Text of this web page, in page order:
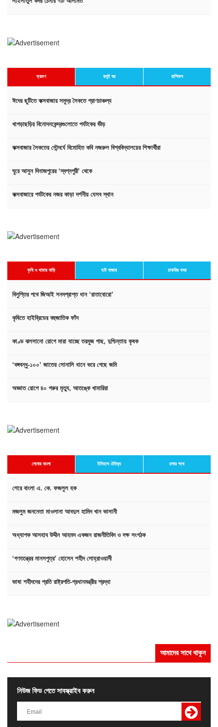
ভ্রমণ রসুই ঘর রাশিফল
ঈদের ছুটিতে কক্সবাজার সমুদ্র সৈকতে প্রাণচাঞ্চল্য
খাগড়াছড়ির বিনোদনকেন্দ্রগুলোতে পর্যটকের ভীড়
কক্সবাজার সৈকতের সৌন্দর্যে বিমোহিত কবি নজরুল বিশ্ববিদ্যালয়ের শিক্ষার্থীরা
ঘুরে আসুন দিনাজপুরের ‘স্বপ্নপুরী’ থেকে
কক্সবাজারে পর্যটকের নজর কাড়া দর্শনীয় যেসব স্থান
কৃষি ও খামার বাড়ি হাট বাজার চাকরির খবর
বিলুপ্তির পথে জিআই সনদপ্রাপ্ত ধান ‘রাতাবোরো’
কৃষিতে হাইব্রিডের বহুজাতিক ফাঁদ
কাণ্ড ঝলসানো রোগে মারা যাচ্ছে তরমুজ গাছ, দুশ্চিন্তায় কৃষক
‘বঙ্গবন্ধু-১০০’ জাতের সোনালি ধানে ভরে গেছে জমি
অজ্ঞাত রোগে ৪০ গরুর মৃত্যু, আতঙ্কে খামারিরা
সোনার বাংলা ইতিহাস ঐতিহ্য চলার পথে
শেরে বাংলা এ. কে. ফজলুল হক
মজলুম জননেতা মাওলানা আবদুল হামিদ খান ভাসানী
অধ্যাপক আসহাব উদ্দীন আহমদ একজন রাজনীতিবিদ ও দক্ষ সংগঠক
‘গণতন্ত্রের মানসপুত্র’ হোসেন শহীদ সোহ্‌রাওয়ার্দী
ভাষা শহীদদের প্রতি রাষ্ট্রপতি-প্রধানমন্ত্রীর শ্রদ্ধা
আমাদের সাথে থাকুন
নিউজ ফিড পেতে সাবস্ক্রাইব করুন